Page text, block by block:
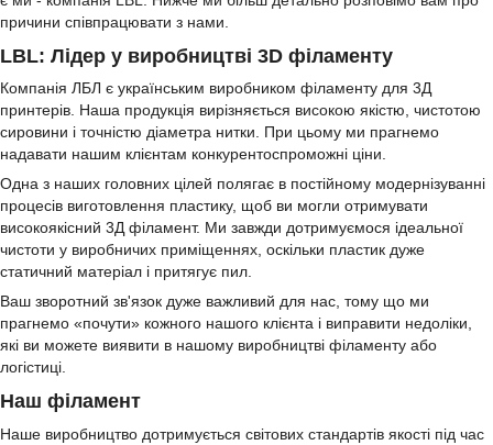
причини співпрацювати з нами.
LBL: Лідер у виробництві 3D філаменту
Компанія ЛБЛ є українським виробником філаменту для 3Д
принтерів. Наша продукція вирізняється високою якістю, чистотою
сировини і точністю діаметра нитки. При цьому ми прагнемо
надавати нашим клієнтам конкурентоспроможні ціни.
Одна з наших головних цілей полягає в постійному модернізуванні
процесів виготовлення пластику, щоб ви могли отримувати
високоякісний 3Д філамент. Ми завжди дотримуємося ідеальної
чистоти у виробничих приміщеннях, оскільки пластик дуже
статичний матеріал і притягує пил.
Ваш зворотний зв'язок дуже важливий для нас, тому що ми
прагнемо «почути» кожного нашого клієнта і виправити недоліки,
які ви можете виявити в нашому виробництві філаменту або
логістиці.
Наш філамент
Наше виробництво дотримується світових стандартів якості під час